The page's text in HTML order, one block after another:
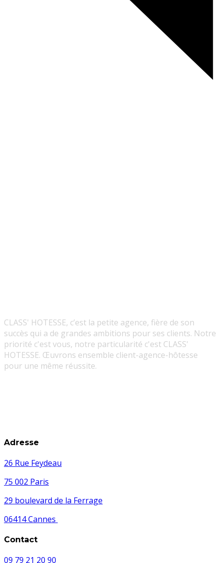
CLASS' HOTESSE, c’est la petite agence, fière de son
succès qui a de grandes ambitions pour ses clients. Notre
priorité c'est vous, notre particularité c'est CLASS'
HOTESSE. Œuvrons ensemble client-agence-hôtesse
pour une même réussite.
Adresse
26 Rue Feydeau
75 002 Paris
29 boulevard de la Ferrage
06414 Cannes
Contact
09 79 21 20 90